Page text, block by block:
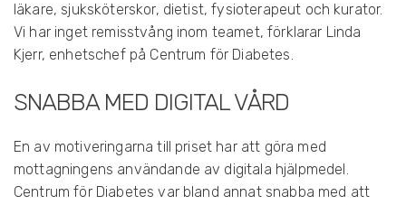
Å
G
A
P
T
E
N
läkare, sjuksköterskor, dietist, fysioterapeut och kurator.
Vi har inget remisstvång inom teamet, förklarar Linda
Kjerr, enhetschef på Centrum för Diabetes.
SNABBA MED DIGITAL VÅRD
En av motiveringarna till priset har att göra med
mottagningens användande av digitala hjälpmedel.
Centrum för Diabetes var bland annat snabba med att